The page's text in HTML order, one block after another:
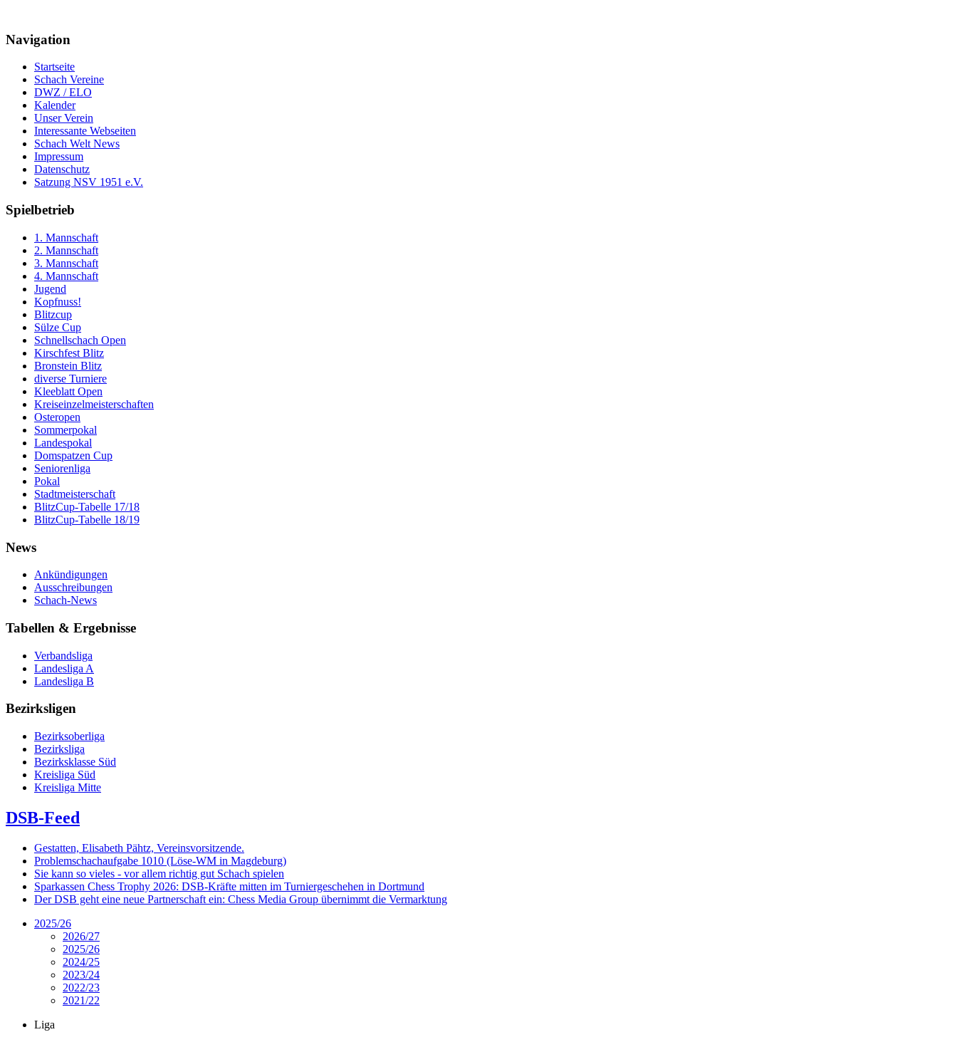
Navigation
Startseite
Schach Vereine
DWZ / ELO
Kalender
Unser Verein
Interessante Webseiten
Schach Welt News
Impressum
Datenschutz
Satzung NSV 1951 e.V.
Spielbetrieb
1. Mannschaft
2. Mannschaft
3. Mannschaft
4. Mannschaft
Jugend
Kopfnuss!
Blitzcup
Sülze Cup
Schnellschach Open
Kirschfest Blitz
Bronstein Blitz
diverse Turniere
Kleeblatt Open
Kreiseinzelmeisterschaften
Osteropen
Sommerpokal
Landespokal
Domspatzen Cup
Seniorenliga
Pokal
Stadtmeisterschaft
BlitzCup-Tabelle 17/18
BlitzCup-Tabelle 18/19
News
Ankündigungen
Ausschreibungen
Schach-News
Tabellen & Ergebnisse
Verbandsliga
Landesliga A
Landesliga B
Bezirksligen
Bezirksoberliga
Bezirksliga
Bezirksklasse Süd
Kreisliga Süd
Kreisliga Mitte
DSB-Feed
Gestatten, Elisabeth Pähtz, Vereinsvorsitzende.
Problemschachaufgabe 1010 (Löse-WM in Magdeburg)
Sie kann so vieles - vor allem richtig gut Schach spielen
Sparkassen Chess Trophy 2026: DSB-Kräfte mitten im Turniergeschehen in Dortmund
Der DSB geht eine neue Partnerschaft ein: Chess Media Group übernimmt die Vermarktung
2025/26
2026/27
2025/26
2024/25
2023/24
2022/23
2021/22
Liga